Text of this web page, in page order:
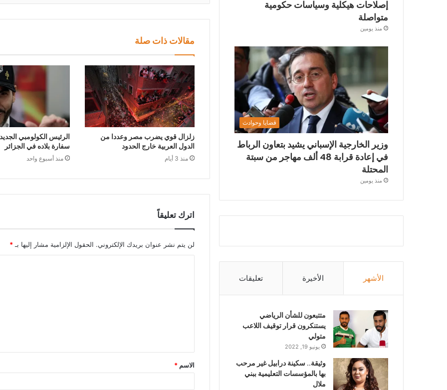
مقالات ذات صلة
زلزال قوي يضرب مصر وعددا من
الدول العربية خارج الحدود
منذ 3 أيام
الرئيس الكولومبي
سفارة بلاده في الجزائر
منذ أسبوع واحد
اترك تعليقاً
لن يتم نشر عنوان بريدك الإلكتروني. الحقول الإلزامية مشار إليها بـ*
ق
*
الاسم *
إصلاحات هيكلية وسياسات حكومية
متواصلة
منذ يومين
قضايا وحوادث
وزير الخارجية الإسباني يشيد بتعاون الرباط
في إعادة قرابة 48 ألف مهاجر من سبتة
المحتلة
منذ يومين
الأشهر الأخيرة تعليقات
متتبعون للشأن الرياضي
يستنكرون قرار توقيف اللاعب
متولي
يونيو 19, 2022
وثيقة.. سكينة درابيل غير مرحب
بها بالمؤسسات التعليمية ببني
ملال